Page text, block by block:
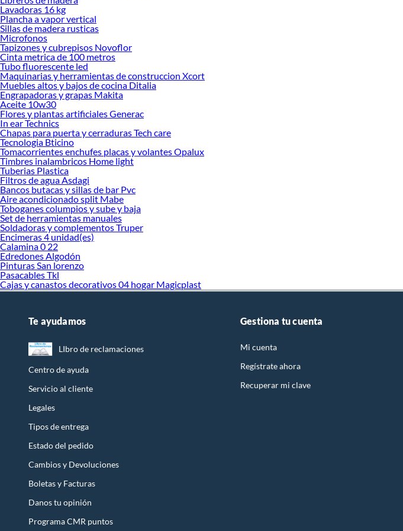
Lavadoras 16 kg
Plancha a vapor vertical
Sillas de madera rusticas
Microfonos
Tapizones y cubrepisos Novoflor
Cinta metrica de 100 metros
Tubo fluorescente led
Maquinarias y herramientas de construccion Xcort
Muebles altos y bajos de cocina Ditalia
Engrapadoras y grapas Makita
Aceite 10w30
Flores y plantas artificiales Generac
In ear Technics
Chapas para puerta y cerraduras Tech care
Tecnologia Bticino
Tomacorrientes enchufes placas y volantes Opalux
Timbres inalambricos Home light
Tuberias Plastica
Filtros de agua Asdagi
Bancos butacas y sillas de bar Pvc
Aire acondicionado split Mabe
Toboganes columpios y sube y baja
Set de herramientas manuales
Soldadoras y complementos Truper
Encimeras 4 unidad(es)
Calamina 0 22
Edredones Algodón
Pinturas San lorenzo
Pasacables Tkl
Cajas y canastos decorativos 04 hogar Magicplast
Te ayudamos
LIbro de reclamaciones
Centro de ayuda
Servicio al cliente
Legales
Tipos de entrega
Estado del pedido
Cambios y Devoluciones
Boletas y Facturas
Danos tu opinión
Programa CMR puntos
Gestiona tu cuenta
Mi cuenta
Regístrate ahora
Recuperar mi clave